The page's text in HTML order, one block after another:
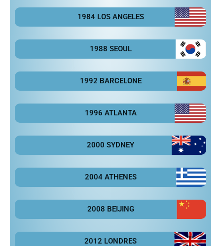
1984 LOS ANGELES
1988 SEOUL
1992 BARCELONE
1996 ATLANTA
2000 SYDNEY
2004 ATHENES
2008 BEIJING
2012 LONDRES